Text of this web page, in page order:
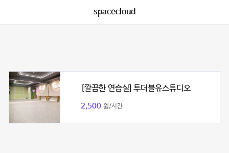
spacecloud
[깔끔한 연습실] 투더블유스튜디오
2,500 원/시간